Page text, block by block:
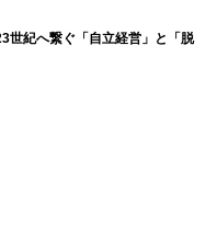
世紀へ繋ぐ「自立経営」と「脱